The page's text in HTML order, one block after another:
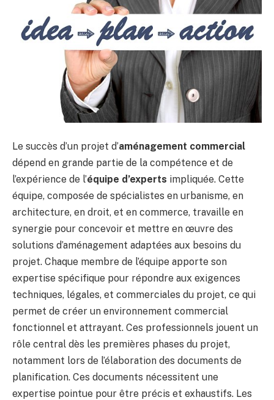
Le succès d’un projet d’aménagement commercial
dépend en grande partie de la compétence et de
l’expérience de l’équipe d’experts impliquée. Cette
équipe, composée de spécialistes en urbanisme, en
architecture, en droit, et en commerce, travaille en
synergie pour concevoir et mettre en œuvre des
solutions d’aménagement adaptées aux besoins du
projet. Chaque membre de l’équipe apporte son
expertise spécifique pour répondre aux exigences
techniques, légales, et commerciales du projet, ce qui
permet de créer un environnement commercial
fonctionnel et attrayant. Ces professionnels jouent un
rôle central dès les premières phases du projet,
notamment lors de l’élaboration des documents de
planification. Ces documents nécessitent une
expertise pointue pour être précis et exhaustifs. Les